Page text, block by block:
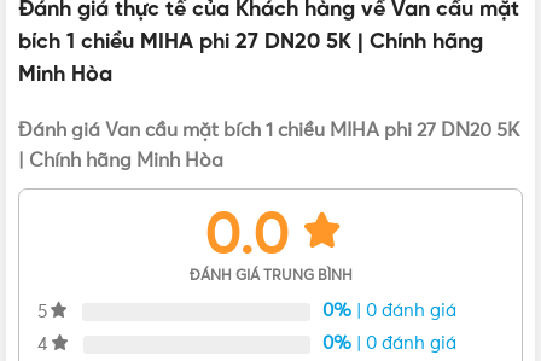
CHUYÊN NGHIỆP
Hotline:
Email: cskh@vattu365.com
Website: https://vattu365.com/
13 đường số 7, P. An Lạc A, Q. Bình Tân,
Click xem đường
là Nhà phân phối thiết bị điện nước dân
dụng và công nghiệp tại TP.HCM từ các thương hiệu uy
tín như Panasonic, Nanoco, MPE, Schneider, Sino
Đánh giá thực tế của Khách hàng về Van cầu mặt
bích 1 chiều MIHA phi 27 DN20 5K | Chính hãng
Minh Hòa
Đánh giá Van cầu mặt bích 1 chiều MIHA phi 27 DN20 5K
| Chính hãng Minh Hòa
0.0
ĐÁNH GIÁ TRUNG BÌNH
5 0% | 0 đánh giá
4
0% | 0 đánh giá